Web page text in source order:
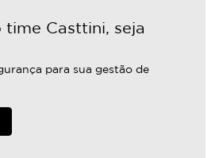
time Casttini, seja
para sua gestão de